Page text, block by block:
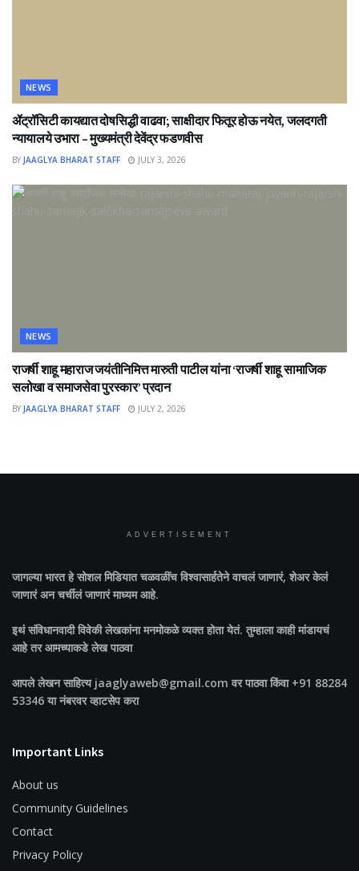
NEWS
ॲट्रॉसिटी कायद्यात दोषसिद्धी वाढवा; साक्षीदार फितूर होऊ नयेत, जलदगती
न्यायालये उभारा – मुख्यमंत्री देवेंद्र फडणवीस
BY JAAGLYA BHARAT STAFF JULY 3, 2026
NEWS
राजर्षी शाहू महाराज जयंतीनिमित्त मारुती पाटील यांना ‘राजर्षी शाहू सामाजिक
सलोखा व समाजसेवा पुरस्कार’ प्रदान
BY JAAGLYA BHARAT STAFF JULY 2, 2026
ADVERTISEMENT
जागल्या भारतहे सोशल मिडियात चळवळींच विश्वासार्हतेने वाचलं जाणारं, शेअर केलं
जाणारं अन चर्चीलं जाणारं माध्यम आहे.
इथं संविधानवादी विवेकी लेखकांना मनमोकळे व्यक्त होता येतं. तुम्हाला काही मांडायचं
आहे तर आमच्याकडे लेख पाठवा
आपले लेखन साहित्य jaaglyaweb@gmail.com वर पाठवा किंवा +91 88284
53346 या नंबरवर व्हाटसेप करा
Important Links
About us
Community Guidelines
Contact
Privacy Policy